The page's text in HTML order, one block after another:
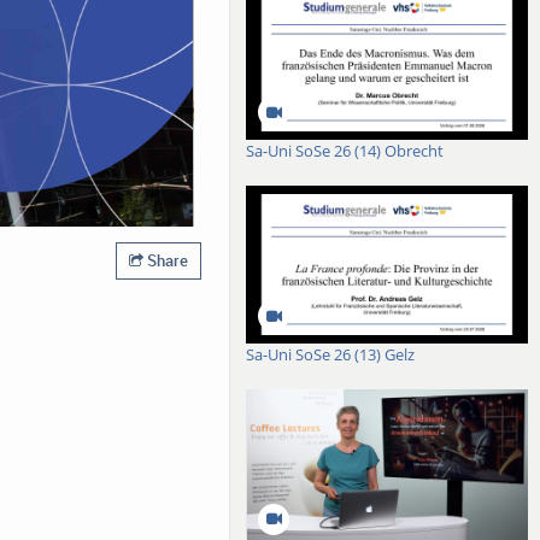
Share
Sa-Uni SoSe 26 (14) Obrecht
Sa-Uni SoSe 26 (13) Gelz